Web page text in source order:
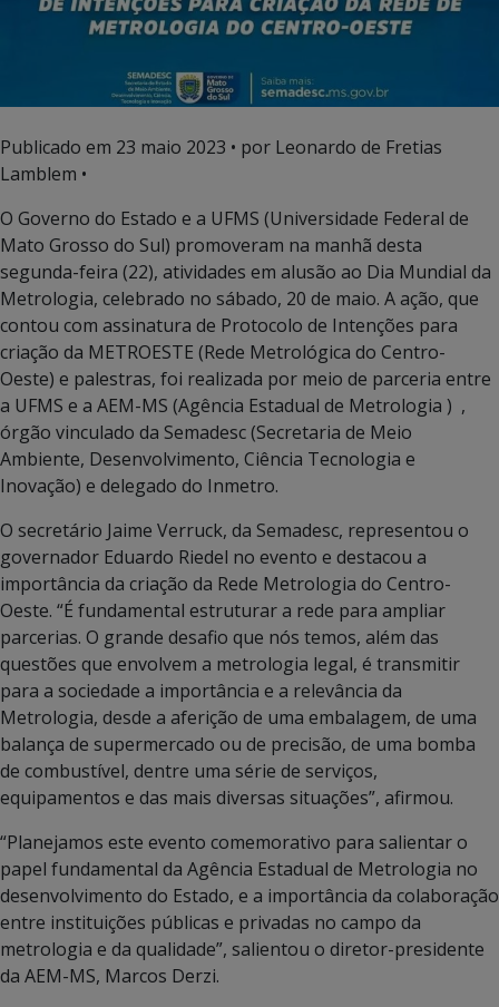
Publicado em 23 maio 2023 • por Leonardo de Fretias
Lamblem •
O Governo do Estado e a UFMS (Universidade Federal de
Mato Grosso do Sul) promoveram na manhã desta
segunda-feira (22), atividades em alusão ao Dia Mundial da
Metrologia, celebrado no sábado, 20 de maio. A ação, que
contou com assinatura de Protocolo de Intenções para
criação da METROESTE (Rede Metrológica do Centro-
Oeste) e palestras, foi realizada por meio de parceria entre
a UFMS e a AEM-MS (Agência Estadual de Metrologia ) ,
órgão vinculado da Semadesc (Secretaria de Meio
Ambiente, Desenvolvimento, Ciência Tecnologia e
Inovação) e delegado do Inmetro.
O secretário Jaime Verruck, da Semadesc, representou o
governador Eduardo Riedel no evento e destacou a
importância da criação da Rede Metrologia do Centro-
Oeste. “É fundamental estruturar a rede para ampliar
parcerias. O grande desafio que nós temos, além das
questões que envolvem a metrologia legal, é transmitir
para a sociedade a importância e a relevância da
Metrologia, desde a aferição de uma embalagem, de uma
balança de supermercado ou de precisão, de uma bomba
de combustível, dentre uma série de serviços,
equipamentos e das mais diversas situações”, afirmou.
“Planejamos este evento comemorativo para salientar o
papel fundamental da Agência Estadual de Metrologia no
desenvolvimento do Estado, e a importância da colaboração
entre instituições públicas e privadas no campo da
metrologia e da qualidade”, salientou o diretor-presidente
da AEM-MS, Marcos Derzi.